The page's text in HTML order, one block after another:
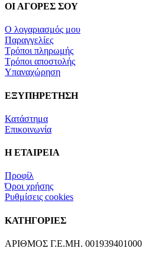
ΟΙ ΑΓΟΡΕΣ ΣΟΥ
Ο λογαριασμός μου
Παραγγελίες
Τρόποι πληρωμής
Τρόποι αποστολής
Υπαναχώρηση
ΕΞΥΠΗΡΕΤΗΣΗ
Κατάστημα
Επικοινωνία
Η ΕΤΑΙΡΕΙΑ
Προφίλ
Όροι χρήσης
Ρυθμίσεις cookies
ΚΑΤΗΓΟΡΙΕΣ
ΑΡΙΘΜΟΣ Γ.Ε.ΜΗ. 001939401000